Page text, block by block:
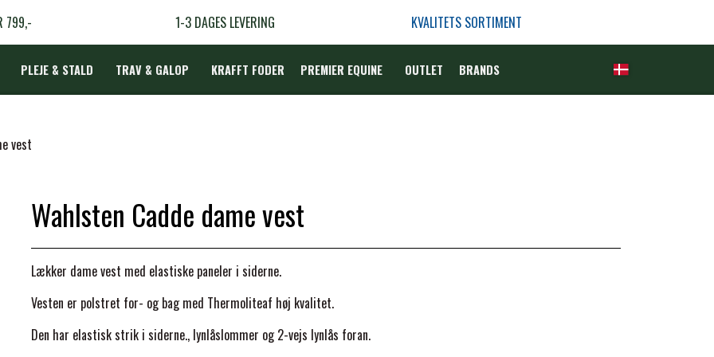
799,- 1-3 DAGES LEVERING KVALITETS SORTIMENT
PLEJE & STALD TRAV & GALOP KRAFFT FODER PREMIER EQUINE OUTLET BRANDS
vest
Wahlsten Cadde dame vest
Lækker dame vest med elastiske paneler i siderne.
Vesten er polstret for- og bag med Thermoliteaf høj kvalitet.
Den har elastisk strik i siderne., lynlåslommer og 2-vejs lynlås foran.